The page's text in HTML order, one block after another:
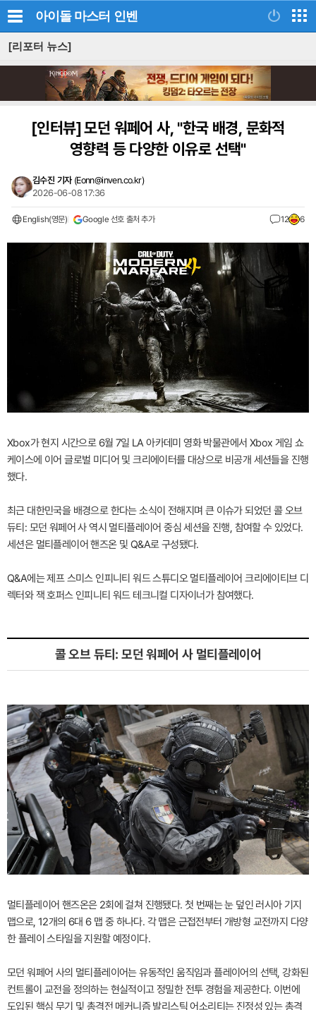
아이돌 마스터 인벤
[리포터 뉴스]
[인터뷰]모던 워페어 사, "한국 배경, 문화적
영향력 등 다양한 이유로 선택"
김수진 기자 (Eonn@inven.co.kr)
2026-06-08 17:36
English(영문) Google 선호 출처 추가 12 6
Xbox가 현지 시간으로 6월 7일 LA 아카데미 영화 박물관에서 Xbox 게임 쇼
케이스에 이어 글로벌 미디어 및 크리에이터를 대상으로 비공개 세션들을 진행
했다.
최근 대한민국을 배경으로 한다는 소식이 전해지며 큰 이슈가 되었던 콜 오브
듀티: 모던 워페어 사 역시 멀티플레이어 중심 세션을 진행, 참여할 수 있었다.
세션은 멀티플레이어 핸즈온 및 Q&A로 구성됐다.
Q&A에는 제프 스미스 인피니티 워드 스튜디오 멀티플레이어 크리에이티브 디
렉터와 잭 호퍼스 인피니티 워드 테크니컬 디자이너가 참여했다.
콜 오브 듀티: 모던 워페어 사 멀티플레이어
멀티플레이어 핸즈온은 2회에 걸쳐 진행됐다. 첫 번째는 눈 덮인 러시아 기지
맵으로, 12개의 6대 6 맵 중 하나다. 각 맵은 근접전부터 개방형 교전까지 다양
한 플레이 스타일을 지원할 예정이다.
모던 워페어 사의 멀티플레이어는 유동적인 움직임과 플레이어의 선택, 강화된
컨트롤이 교전을 정의하는 현실적이고 정밀한 전투 경험을 제공한다. 이번에
도입된 핵심 무기 및 총격전 메커니즘 발리스틱 어소리티는 진정성 있는 총격